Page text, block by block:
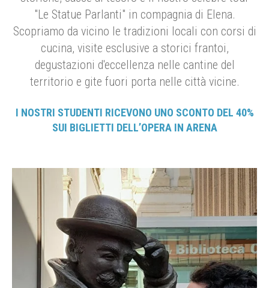
"Le Statue Parlanti" in compagnia di Elena.
Scopriamo da vicino le tradizioni locali con corsi di
cucina, visite esclusive a storici frantoi,
degustazioni d'eccellenza nelle cantine del
territorio e gite fuori porta nelle città vicine.
I NOSTRI STUDENTI RICEVONO UNO SCONTO DEL 40%
SUI BIGLIETTI DELL’OPERA IN ARENA